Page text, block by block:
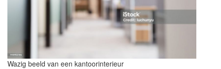
Wazig beeld van een kantoorinterieur